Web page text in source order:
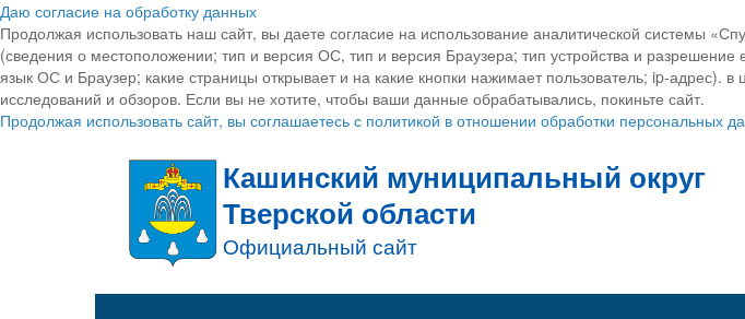
Даю согласие на обработку данных
Продолжая использовать наш сайт, вы даете согласие на использование аналитической системы
(сведения о местоположении; тип и версия ОС, тип и версия Браузера; тип устройства и разрешение
язык ОС и Браузер; какие страницы открывает и на какие кнопки нажимает пользователь; ip-адрес).
исследований и обзоров. Если вы не хотите, чтобы ваши данные обрабатывались, покиньте сайт.
Продолжая использовать сайт, вы соглашаетесь с политикой в отношении обработки персональных